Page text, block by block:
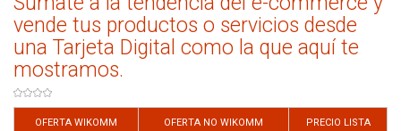
vende tus productos o servicios desde
una Tarjeta Digital como la que aquí te
mostramos.
OFERTA WIKOMM OFERTA NO WIKOMM PRECIO LISTA